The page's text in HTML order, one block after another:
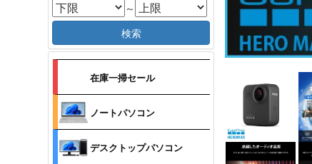
～
検索
在庫一掃セール
ノートパソコン
デスクトップパソコン